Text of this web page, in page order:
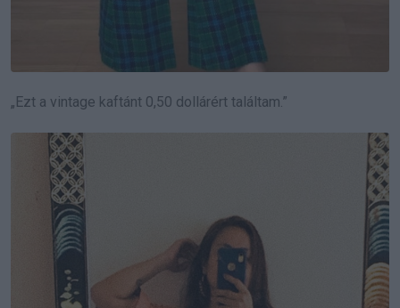
„Ezt a vintage kaftánt 0,50 dollárért találtam.”